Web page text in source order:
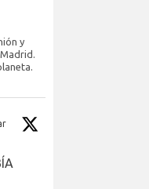
y